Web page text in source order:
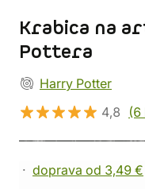
Krabica na
Pottera
Harry Potter
4,8
(6
doprava od 3,49 €